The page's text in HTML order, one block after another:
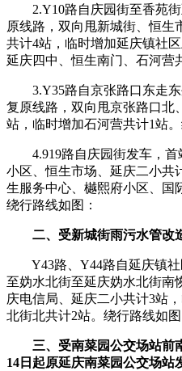
2.Y10路自庆园街至香苑街
原线路，双向甩新城街、恒生
共计4站，临时增加延庆镇社
延庆四中、恒生南门、石河营
3.Y35路自京张路口东走东
复原线路，双向甩京张路口北
站，临时增加石河营共计1站。
4.919路自庆园街发车，首
小区、恒生市场、延庆二小共
生服务中心、樾熙府小区、国
绕行路线如图：
二、受新城街雨污水管改
Y43路、Y44路自延庆镇社
至妫水北街至延庆妫水北街南
庆电信局、延庆二小共计3站
北街北共计2站。绕行路线如图
三、受南菜园公交场站前
14日起原延庆南菜园公交场站